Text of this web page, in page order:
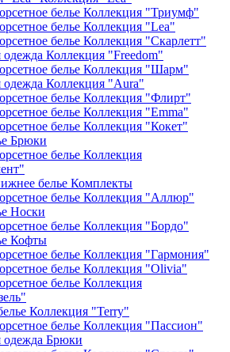
белье Коллекция "Триумф"
белье Коллекция "Lea"
белье Коллекция "Скарлетт"
Коллекция "Freedom"
белье Коллекция "Шарм"
Коллекция "Aura"
белье Коллекция "Флирт"
белье Коллекция "Emma"
белье Коллекция "Кокет"
Брюки
белье Коллекция
белье Комплекты
белье Коллекция "Аллюр"
Носки
белье Коллекция "Бордо"
Кофты
белье Коллекция "Гармония"
белье Коллекция "Olivia"
белье Коллекция
Коллекция "Terry"
белье Коллекция "Пассион"
Брюки